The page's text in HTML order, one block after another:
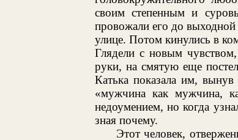
своим степенным и
провожали его до
улице. Потом кинулись в
Глядели с новым
руки, на смятую еще
Катька показала им,
«мужчина как мужчина,
недоумением, но когда
зная почему.
Этот человек,